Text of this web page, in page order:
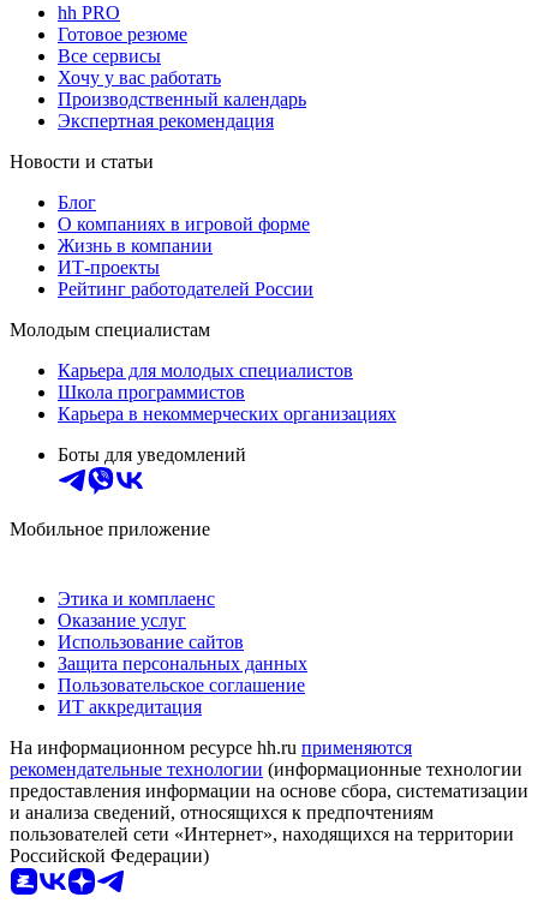
hh PRO
Готовое резюме
Все сервисы
Хочу у вас работать
Производственный календарь
Экспертная рекомендация
Новости и статьи
Блог
О компаниях в игровой форме
Жизнь в компании
ИТ-проекты
Рейтинг работодателей России
Молодым специалистам
Карьера для молодых специалистов
Школа программистов
Карьера в некоммерческих организациях
Боты для уведомлений
Мобильное приложение
Этика и комплаенс
Оказание услуг
Использование сайтов
Защита персональных данных
Пользовательское соглашение
ИТ аккредитация
На информационном ресурсе hh.ru применяются
рекомендательные технологии (информационные технологии
предоставления информации на основе сбора, систематизации
и анализа сведений, относящихся к предпочтениям
пользователей сети «Интернет», находящихся на территории
Российской Федерации)